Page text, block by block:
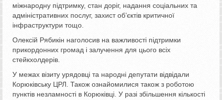
міжнародну підтримку, стан доріг, надання соціальних та
адміністративних послуг, захист об’єктів критичної
інфраструктури тощо.
Олексій Рябикін наголосив на важливості підтримки
прикордонних громад і залучення для цього всіх
стейкхолдерів.
У межах візиту урядовці та народні депутати відвідали
Корюківську ЦРЛ. Також ознайомилися також з роботою
пунктів незламності в Корюківці. У разі збільшення кількості